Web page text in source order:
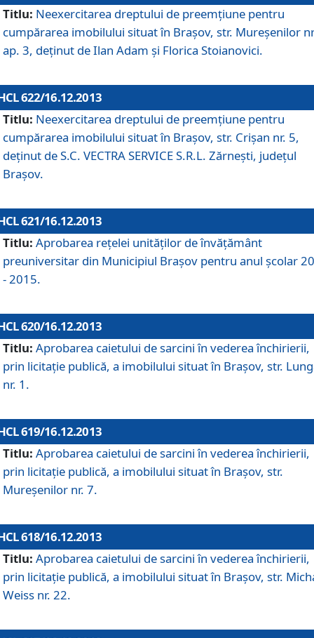
Titlu: Neexercitarea dreptului de preemţiune pentru
cumpărarea imobilului situat în Braşov, str. Mureşenilor
ap. 3, deţinut de Ilan Adam şi Florica Stoianovici.
622/16.12.2013
Titlu: Neexercitarea dreptului de preemţiune pentru
cumpărarea imobilului situat în Braşov, str. Crişan nr. 5,
deţinut de S.C. VECTRA SERVICE S.R.L. Zărneşti, judeţul
Braşov.
621/16.12.2013
Titlu: Aprobarea reţelei unităţilor de învăţământ
preuniversitar din Municipiul Braşov pentru anul şcolar
- 2015.
620/16.12.2013
Titlu: Aprobarea caietului de sarcini în vederea închirierii,
prin licitaţie publică, a imobilului situat în Braşov, str.
nr. 1.
619/16.12.2013
Titlu: Aprobarea caietului de sarcini în vederea închirierii,
prin licitaţie publică, a imobilului situat în Braşov, str.
Mureşenilor nr. 7.
618/16.12.2013
Titlu: Aprobarea caietului de sarcini în vederea închirierii,
prin licitaţie publică, a imobilului situat în Braşov, str.
Weiss nr. 22.